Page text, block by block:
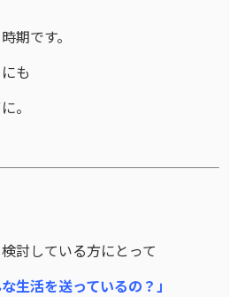
期です。
も
。
討している方にとって
生活を送っているの？」